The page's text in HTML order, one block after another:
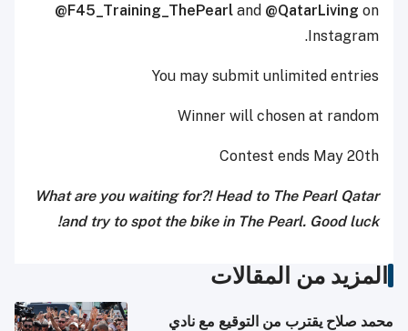
@F45_Training_ThePearl and @QatarLiving on
Instagram.
You may submit unlimited entries
Winner will chosen at random
Contest ends May 20th
What are you waiting for?! Head to The Pearl Qatar
and try to spot the bike in The Pearl. Good luck!
المزيد من المقالات
محمد صلاح يقترب من التوقيع مع نادي